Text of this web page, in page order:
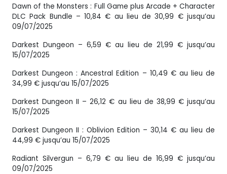
Dawn of the Monsters : Full Game plus Arcade + Character
DLC Pack Bundle – 10,84 € au lieu de 30,99 € jusqu’au
09/07/2025
Darkest Dungeon – 6,59 € au lieu de 21,99 € jusqu’au
15/07/2025
Darkest Dungeon : Ancestral Edition – 10,49 € au lieu de
34,99 € jusqu’au 15/07/2025
Darkest Dungeon II – 26,12 € au lieu de 38,99 € jusqu’au
15/07/2025
Darkest Dungeon II : Oblivion Edition – 30,14 € au lieu de
44,99 € jusqu’au 15/07/2025
Radiant Silvergun – 6,79 € au lieu de 16,99 € jusqu’au
09/07/2025